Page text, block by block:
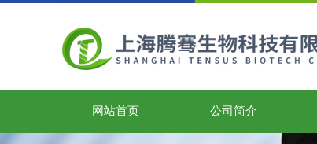
网站首页 公司简介